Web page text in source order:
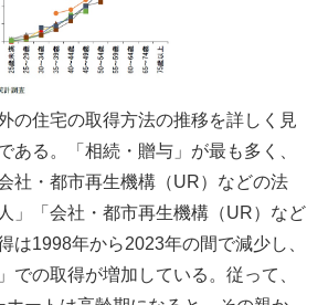
の住宅の取得方法の推移を詳しく見
る。「相続・贈与」が最も多く、
社・都市再生機構（UR）などの法
」「会社・都市再生機構（UR）など
は1998年から2023年の間で減少し、
での取得が増加している。従って、